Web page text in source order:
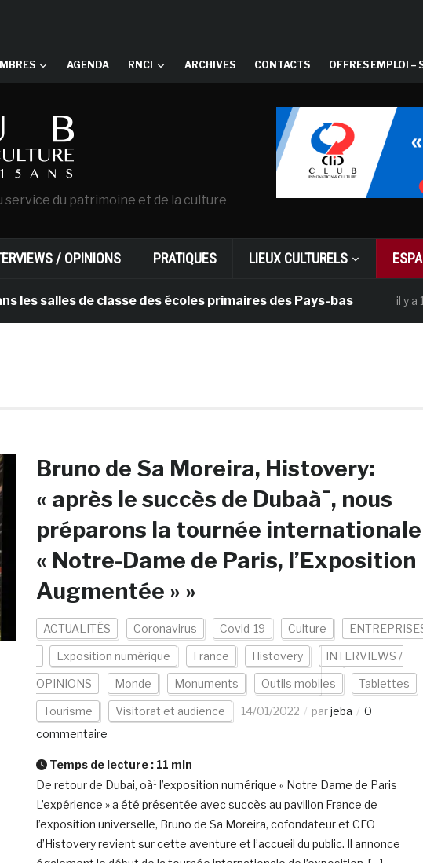
AGENDA RNCI ARCHIVES CONTACTS OFFRES EMPLOI –
du patrimoine et de la culture
/ OPINIONS PRATIQUES LIEUX CULTURELS
de classe des écoles primaires des Pays-bas il y a 1 mois
Bruno de Sa Moreira, Histovery:
« après le succès de Dubaà¯, nous
préparons la tournée internationale
« Notre-Dame de Paris, l’Exposition
Augmentée » »
ACTUALITÉS Coronavirus Covid-19 Culture
Exposition numérique France Histovery INTERVIEWS /
OPINIONS Monde Monuments Outils mobiles Tablettes
Tourisme Visitorat et audience 14/01/2022 parjeba
0
commentaire
Temps de lecture : 11 min
De retour de Dubai, oà¹ l’exposition numérique « Notre Dame de Paris
L’expérience » a été présentée avec succès au pavillon France de
l’exposition universelle, Bruno de Sa Moreira, cofondateur et CEO
d’Histovery revient sur cette aventure et l’accueil du public. Il annonce